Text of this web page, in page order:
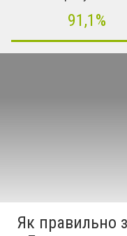
91,1%
Як правильно